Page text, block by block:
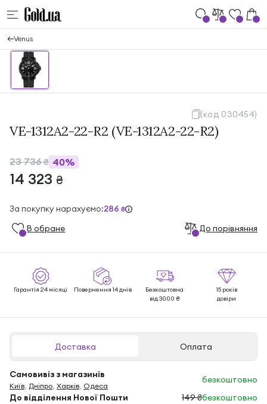
Venus
(код 030454)
VE-1312A2-22-R2 (VE-1312A2-22-R2)
23 736₴ 40%
14 323 ₴
За покупку нарахуємо:286 ₴
В обране До порівняння
Гарантія 24 місяці Повернення 14 днів
Безкоштовна
від 3000 ₴
15 років
довіри
Доставка Оплата
Самовивіз з магазинів
Київ, Дніпро, Харків, Одеса
безкоштовно
До відділення Нової Пошти
149 ₴безкоштовно